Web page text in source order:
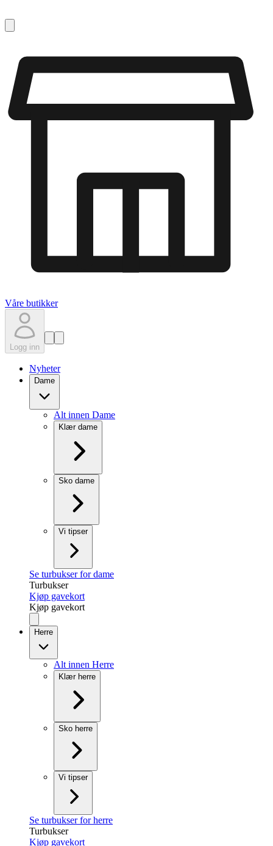
Våre butikker
Logg inn
Nyheter
Dame
Alt innen Dame
Klær dame
Sko dame
Vi tipser
Se turbukser for dame
Turbukser
Kjøp gavekort
Kjøp gavekort
Herre
Alt innen Herre
Klær herre
Sko herre
Vi tipser
Se turbukser for herre
Turbukser
Kjøp gavekort